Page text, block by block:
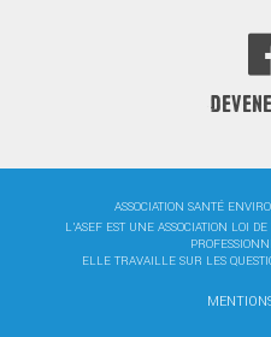
ASSOCIATION SANTÉ
L'ASEF EST UNE ASSOCIATION LOI
ELLE TRAVAILLE SUR LES